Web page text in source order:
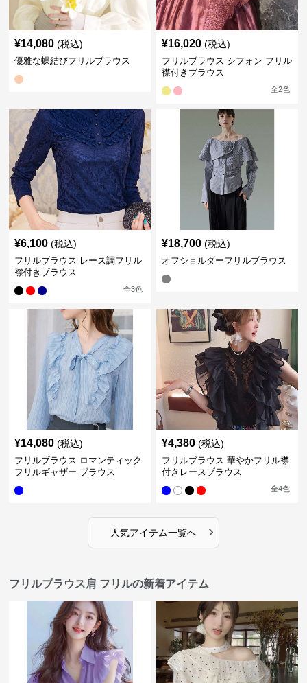
¥14,080 (税込)
優雅な蝶結びフリルブラウス
¥16,020 (税込)
フリルブラウス シフォン フリル
襟付きブラウス
全2色
¥6,100 (税込)
フリルブラウス レース調フリル
襟付きブラウス
全3色
¥18,700 (税込)
オフショルダーフリルブラウス
¥14,080 (税込)
フリルブラウス ロマンティック
フリルギャザー ブラウス
¥4,380 (税込)
フリルブラウス 華やかフリル襟
付きレースブラウス
全4色
人気アイテム一覧へ ›
フリルブラウス肩 フリルの新着アイテム